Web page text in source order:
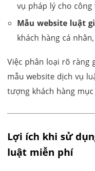
vụ pháp lý cho công
Mẫu website luật
khách hàng cá
Việc phân loại rõ ràng
mẫu website dịch vụ
tượng khách hàng
Lợi ích khi sử
luật miễn phí